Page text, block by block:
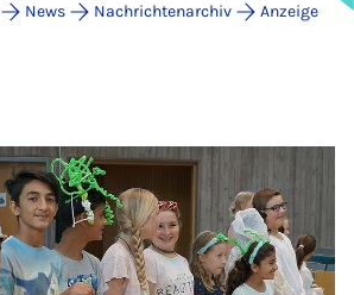
News Nachrichtenarchiv Anzeige